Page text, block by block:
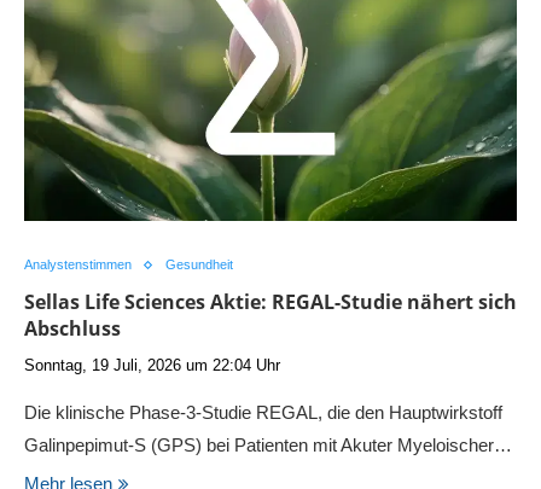
Analystenstimmen Gesundheit
Sellas Life Sciences Aktie: REGAL-Studie nähert sich
Abschluss
Sonntag, 19 Juli, 2026 um 22:04 Uhr
Die klinische Phase-3-Studie REGAL, die den Hauptwirkstoff
Galinpepimut-S (GPS) bei Patienten mit Akuter Myeloischer…
Mehr lesen